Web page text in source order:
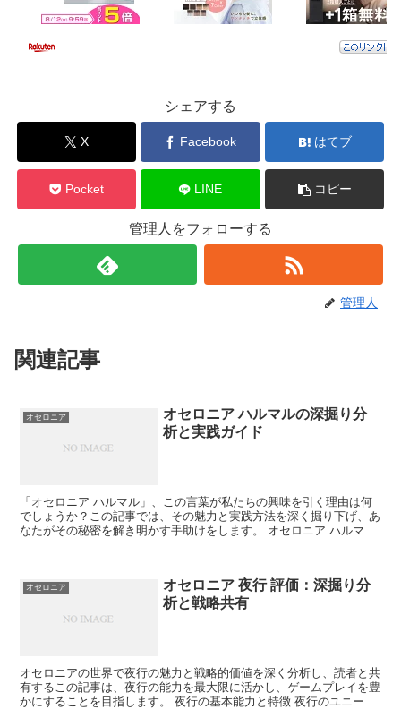
シェアする
X Facebook はてブ
Pocket LINE コピー
管理人をフォローする
管理人
関連記事
オセロニア
オセロニア ハルマルの深掘り分
析と実践ガイド
「オセロニア ハルマル」、この言葉が私たちの興味を引く理由は何
でしょうか？この記事では、その魅力と実践方法を深く掘り下げ、あ
なたがその秘密を解き明かす手助けをします。 オセロニア ハルマル
オセロニア
オセロニア 夜行 評価：深掘り分
析と戦略共有
オセロニアの世界で夜行の魅力と戦略的価値を深く分析し、読者と共
有するこの記事は、夜行の能力を最大限に活かし、ゲームプレイを豊
かにすることを目指します。 夜行の基本能力と特徴 夜行のユニーク